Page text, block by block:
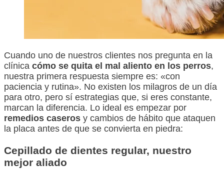
Cuando uno de nuestros clientes nos pregunta en la
clínica cómo se quita el mal aliento en los perros,
nuestra primera respuesta siempre es: «con
paciencia y rutina». No existen los milagros de un día
para otro, pero sí estrategias que, si eres constante,
marcan la diferencia. Lo ideal es empezar por
remedios caseros y cambios de hábito que ataquen
la placa antes de que se convierta en piedra:
Cepillado de dientes regular, nuestro
mejor aliado